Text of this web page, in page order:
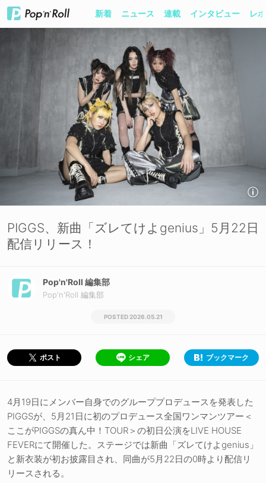
新着 ニュース 連載 インタビュー レ
PIGGS、新曲「ズレてけよgenius」5月22日
配信リリース！
Pop'n'Roll 編集部
Pop'n'Roll 編集部
2026.05.21
ポスト シェア ブックマーク
4月19日にメンバー自身でのグループプロデュースを発表した
PIGGSが、5月21日に初のプロデュース全国ワンマンツアー＜
ここがPIGGSの真ん中！TOUR＞の初日公演をLIVE HOUSE
FEVERにて開催した。ステージでは新曲「ズレてけよgenius」
と新衣装が初お披露目され、同曲が5月22日の0時より配信リ
リースされる。